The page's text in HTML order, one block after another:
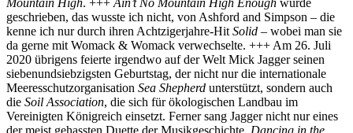
geschrieben, das wusste ich nicht, von Ashford and Simpson – die
kenne ich nur durch ihren Achtzigerjahre-Hit Solid – wobei man sie
da gerne mit Womack & Womack verwechselte. +++ Am 26. Juli
2020 übrigens feierte irgendwo auf der Welt Mick Jagger seinen
siebenundsiebzigsten Geburtstag, der nicht nur die internationale
Meeresschutzorganisation Sea Shepherd unterstützt, sondern auch
die Soil Association, die sich für ökologischen Landbau im
Vereinigten Königreich einsetzt. Ferner sang Jagger nicht nur eines
der meist gehassten Duette der Musikgeschichte, Dancing in the